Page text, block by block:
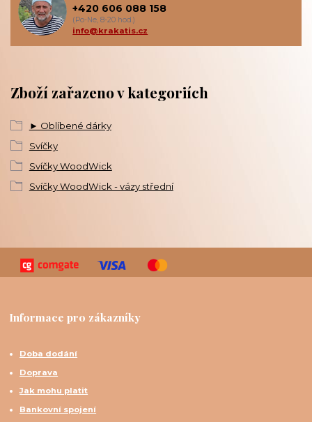
Zboží zařazeno v kategoriích
► Oblíbené dárky
Svíčky
Svíčky WoodWick
Svíčky WoodWick - vázy střední
+420 606 088 158
(Po-Ne, 8-20 hod.)
info@krakatis.cz
Informace pro zákazníky
Doba dodání
Doprava
Jak mohu platit
Bankovní spojení